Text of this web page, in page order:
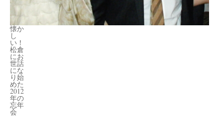
懐か
し
い！
松倉
にお
世話
にな
り始
めた
2012
年の
忘年
会